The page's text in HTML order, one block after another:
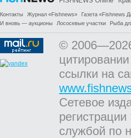
Контакты Журнал «Fishnews» Газета «Fishnews
И вновь — аукционы
Лососевые участки Рыба
©
ссылки на
Сетевое
службой по